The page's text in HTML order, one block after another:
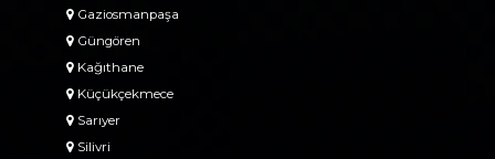
Gaziosmanpaşa
Güngören
Kağıthane
Küçükçekmece
Sarıyer
Silivri